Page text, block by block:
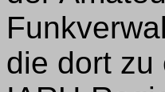
die dort zu